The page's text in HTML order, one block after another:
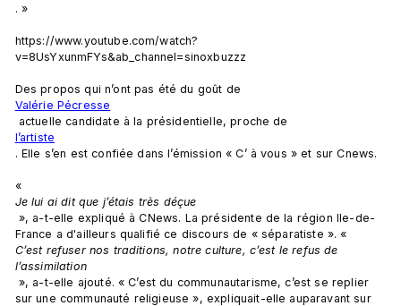
. »
https://www.youtube.com/watch?
v=8UsYxunmFYs&ab_channel=sinoxbuzzz
Des propos qui n’ont pas été du goût de
Valérie Pécresse
actuelle candidate à la présidentielle, proche de
l’artiste
. Elle s’en est confiée dans l’émission « C’ à vous » et sur Cnews.
«
Je lui ai dit que j’étais très déçue
France a d'ailleurs qualifié ce discours de « séparatiste ». «
C’est refuser nos traditions, notre culture, c’est le refus de
l’assimilation
sur une communauté religieuse », expliquait-elle auparavant sur